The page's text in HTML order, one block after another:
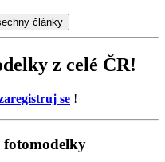
články
z celé ČR!
se !
fotomodelky